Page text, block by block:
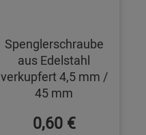
Spenglerschraube
aus Edelstahl
verkupfert 4,5 mm /
45 mm
0,60 €